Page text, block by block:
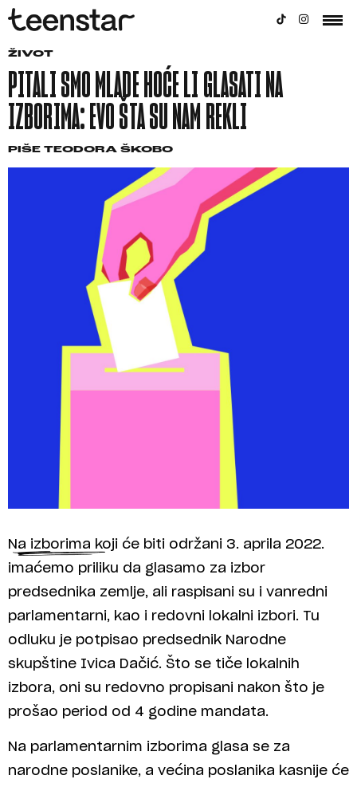
ŽIVOT
PITALI SMO MLADE HOĆE LI GLASATI NA
IZBORIMA: EVO ŠTA SU NAM REKLI
PIŠE TEODORA ŠKOBO
Na izborima koji će biti održani 3. aprila 2022.
imaćemo priliku da glasamo za izbor
predsednika zemlje, ali raspisani su i vanredni
parlamentarni, kao i redovni lokalni izbori. Tu
odluku je potpisao predsednik Narodne
skupštine Ivica Dačić. Što se tiče lokalnih
izbora, oni su redovno propisani nakon što je
prošao period od 4 godine mandata.
Na parlamentarnim izborima glasa se za
narodne poslanike, a većina poslanika kasnije će